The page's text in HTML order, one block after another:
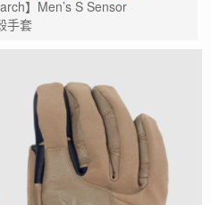
】Men’s S Sensor
手套